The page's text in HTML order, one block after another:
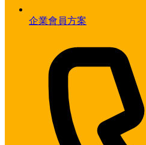
企業會員方案